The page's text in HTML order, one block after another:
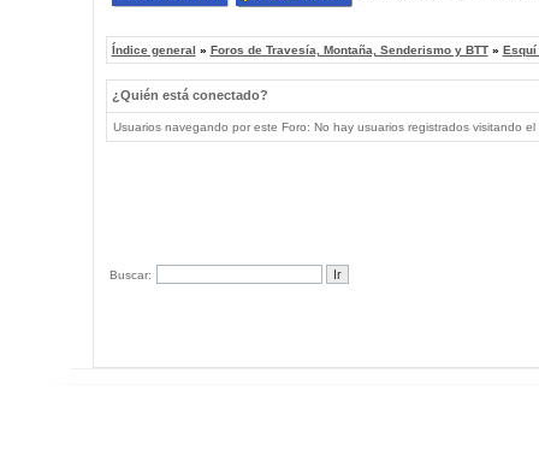
Índice general » Foros de Travesía, Montaña, Senderismo y BTT» Esquí
¿Quién está conectado?
Usuarios navegando por este Foro: No hay usuarios registrados visitando
Buscar: